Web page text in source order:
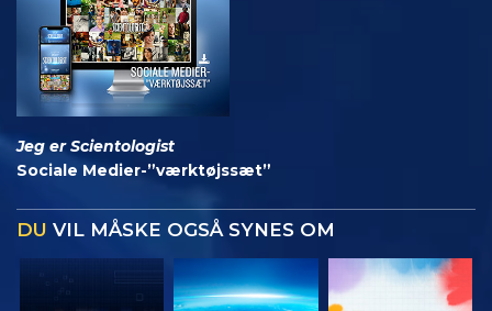
Jeg er Scientologist
Sociale Medier-”værktøjssæt”
DU VIL MÅSKE OGSÅ SYNES OM